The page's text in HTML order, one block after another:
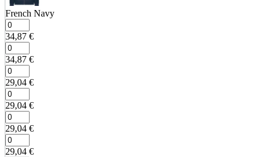
French Navy
34,87 €
34,87 €
29,04 €
29,04 €
29,04 €
29,04 €